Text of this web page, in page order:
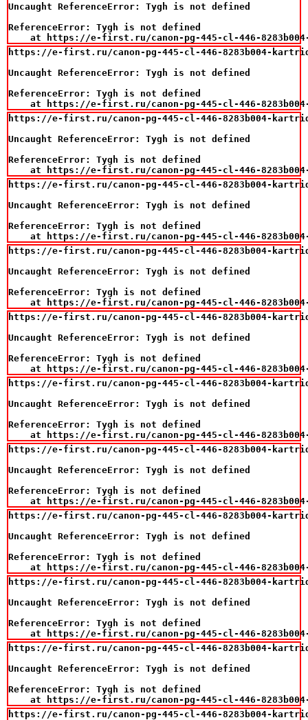
Uncaught ReferenceError: Tygh is not defined
ReferenceError: Tygh is not defined
at https://e-first.ru/canon-pg-445-cl-446-
https://e-first.ru/canon-pg-445-cl-446-8283b004-
Uncaught ReferenceError: Tygh is not defined
ReferenceError: Tygh is not defined
at https://e-first.ru/canon-pg-445-cl-446-
https://e-first.ru/canon-pg-445-cl-446-8283b004-
Uncaught ReferenceError: Tygh is not defined
ReferenceError: Tygh is not defined
at https://e-first.ru/canon-pg-445-cl-446-
https://e-first.ru/canon-pg-445-cl-446-8283b004-
Uncaught ReferenceError: Tygh is not defined
ReferenceError: Tygh is not defined
at https://e-first.ru/canon-pg-445-cl-446-
https://e-first.ru/canon-pg-445-cl-446-8283b004-
Uncaught ReferenceError: Tygh is not defined
ReferenceError: Tygh is not defined
at https://e-first.ru/canon-pg-445-cl-446-
https://e-first.ru/canon-pg-445-cl-446-8283b004-
Uncaught ReferenceError: Tygh is not defined
ReferenceError: Tygh is not defined
at https://e-first.ru/canon-pg-445-cl-446-
https://e-first.ru/canon-pg-445-cl-446-8283b004-
Uncaught ReferenceError: Tygh is not defined
ReferenceError: Tygh is not defined
at https://e-first.ru/canon-pg-445-cl-446-
https://e-first.ru/canon-pg-445-cl-446-8283b004-
Uncaught ReferenceError: Tygh is not defined
ReferenceError: Tygh is not defined
at https://e-first.ru/canon-pg-445-cl-446-
https://e-first.ru/canon-pg-445-cl-446-8283b004-
Uncaught ReferenceError: Tygh is not defined
ReferenceError: Tygh is not defined
at https://e-first.ru/canon-pg-445-cl-446-
https://e-first.ru/canon-pg-445-cl-446-8283b004-
Uncaught ReferenceError: Tygh is not defined
ReferenceError: Tygh is not defined
at https://e-first.ru/canon-pg-445-cl-446-
https://e-first.ru/canon-pg-445-cl-446-8283b004-
Uncaught ReferenceError: Tygh is not defined
ReferenceError: Tygh is not defined
at https://e-first.ru/canon-pg-445-cl-446-
https://e-first.ru/canon-pg-445-cl-446-8283b004-